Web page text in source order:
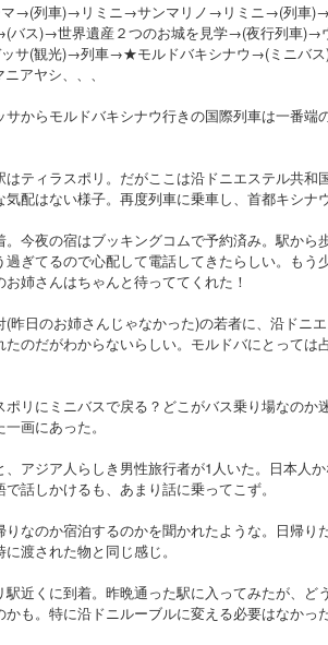
→(列車)→リミニ→サンマリノ→リミニ→(列車
バス)→世界遺産２つのお城を見学→(夜行列車
サ(観光)→列車→★モルドバキシナウ→(ミニバ
アヤシ、、、
サからモルドバキシナウ行きの国際列車は一番
はティラスポリ。だがここは沿ドニエステル共
配はない様子。再度列車に乗車し、首都キシナ
。今夜の宿はブッキングコムで予約済み。駅か
過ぎてるので心配して電話してきたらしい。も
姉さんはちゃんと待っててくれた！
(昨日のお姉さんじゃなかった)の若者に、沿ド
たのだがわからないらしい。モルドバにとって
ポリにミニバスで戻る？どこがバス乗り場なの
画にあった。
、アジア人らしき男性旅行者が1人いた。日本人
話しかけるも、あまり話に乗ってこず。
りなのか宿泊するのかを聞かれたような。日帰
渡された物と同じ感じ。
駅近くに到着。昨晩通った駅に入ってみたが、
かも。特に沿ドニルーブルに変える必要はなか